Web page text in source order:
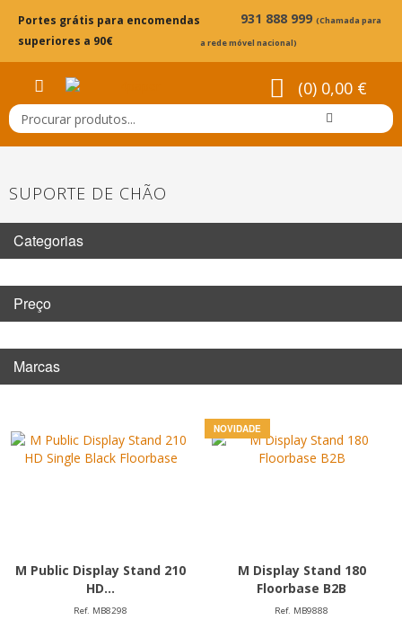
Portes grátis para encomendas
superiores a 90€
931 888 999 (Chamada para
a rede móvel nacional)
(0) 0,00 €
SUPORTE DE CHÃO
Categorias
Preço
Marcas
M Public Display Stand 210
HD...
Ref. MB8298
NOVIDADE
M Display Stand 180
Floorbase B2B
Ref. MB9888